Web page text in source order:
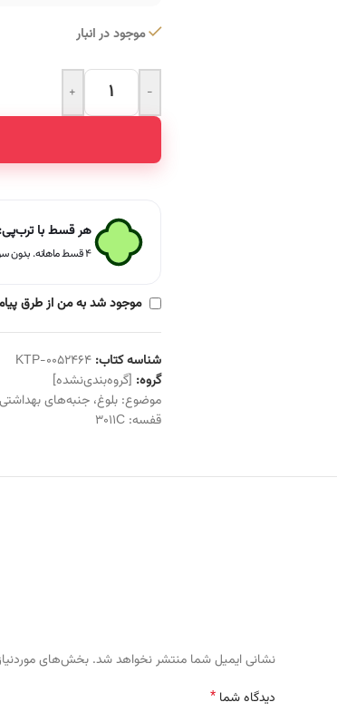
موجود در انبار
-
+
Alternative:
هر قسط با
۴ قسط ماهانه. بدون سود، چک و ضامن.
موجود شد به من از طرق
شناسه کتاب:KTP-0052464
گروه: [گروه‌بندی‌نشده]
موضوع:بلوغ،جنبه‌های بهداشتی
قفسه:3011C
نشانی ایمیل شما منتشر نخواهد شد. بخش‌های
دیدگاه شما *